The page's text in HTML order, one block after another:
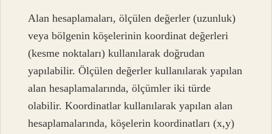
Alan hesaplamaları, ölçülen değerler (uzunluk)
veya bölgenin köşelerinin koordinat değerleri
(kesme noktaları) kullanılarak doğrudan
yapılabilir. Ölçülen değerler kullanılarak yapılan
alan hesaplamalarında, ölçümler iki türde
olabilir. Koordinatlar kullanılarak yapılan alan
hesaplamalarında, köşelerin koordinatları (x,y)